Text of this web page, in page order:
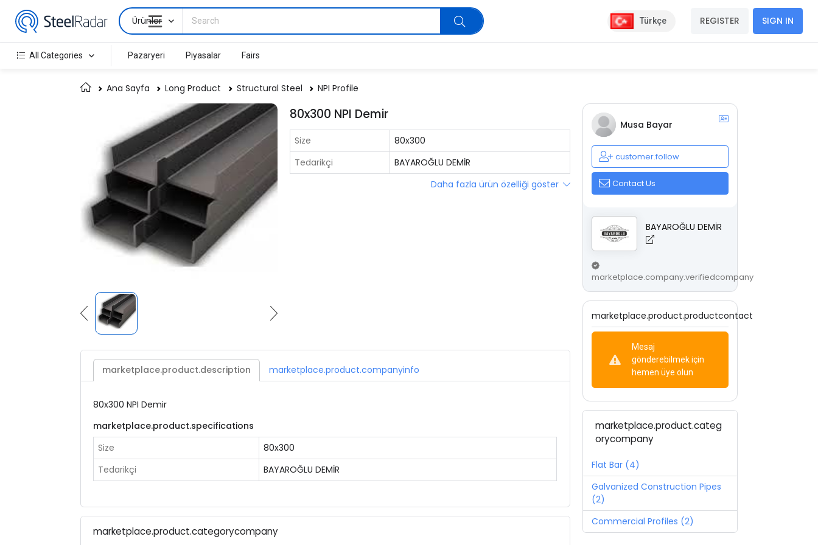
Ürünler Türkçe REGISTER SIGN IN
All Categories Pazaryeri Piyasalar Fairs
Ana Sayfa Long Product Structural Steel NPI Profile
80x300 NPI Demir
Size
80x300
Tedarikçi
BAYAROĞLU DEMİR
Daha fazla ürün özelliği göster
marketplace.product.description marketplace.product.companyinfo
80x300 NPI Demir
marketplace.product.specifications
Size
80x300
Tedarikçi
BAYAROĞLU DEMİR
marketplace.product.categorycompany
Musa Bayar
customer.follow
Contact Us
BAYAROĞLU DEMİR
marketplace.company.verifiedcompany
marketplace.product.productcontact
Mesaj
gönderebilmek için
hemen üye olun
marketplace.product.categ
orycompany
Flat Bar (4)
Galvanized Construction Pipes
(2)
Commercial Profiles (2)